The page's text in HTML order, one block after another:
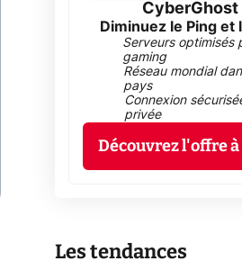
CyberGhost
Diminuez le Ping et
Serveurs optimisés
gaming
Réseau mondial
pays
Connexion
privée
Découvrez l'offre à
Les tendances